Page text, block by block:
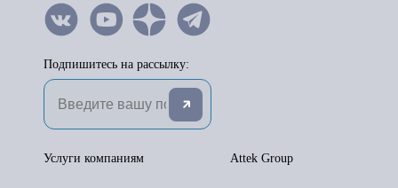
Подпишитесь на рассылку:
Attek Group
Услуги компаниям